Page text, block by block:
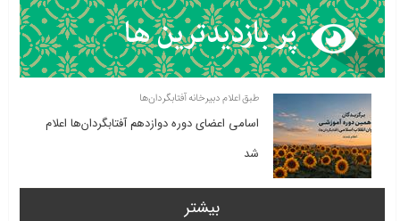
طبق اعلام دبیرخانه آفتابگردان‌ها
اسامی اعضای دوره دوازدهم آفتابگردان‌ها اعلام
شد
بیشتر